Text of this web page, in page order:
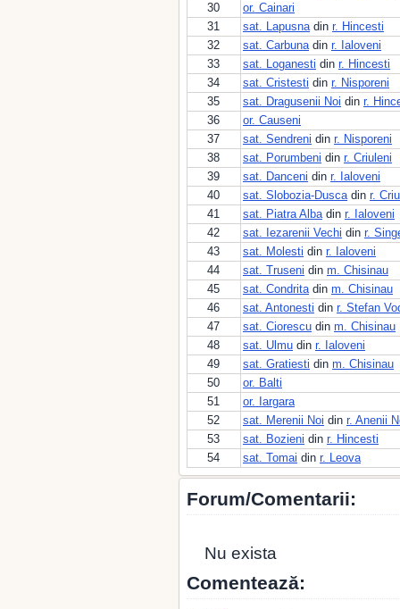
30
or. Cainari
31
sat. Lapusnadin r. Hincesti
32
sat. Carbunadin r. Ialoveni
33
sat. Loganesti din r. Hincesti
34
sat. Cristesti din r. Nisporeni
35
sat. Dragusenii Noi din r.
36
or. Causeni
37
sat. Sendreni din r. Nisporeni
38
sat. Porumbeni din r. Criuleni
39
sat. Danceni din r. Ialoveni
40
sat. Slobozia-Duscadin r.
41
sat. Piatra Albadin r. Ialoveni
42
sat. Iezarenii Vechi din r.
43
sat. Molesti din r. Ialoveni
44
sat. Truseni din m. Chisinau
45
sat. Condritadin m. Chisinau
46
sat. Antonesti din r. Stefan
47
sat. Ciorescu din m. Chisinau
48
sat. Ulmu din r. Ialoveni
49
sat. Gratiesti din m. Chisinau
50
or. Balti
51
or. Iargara
52
sat. Merenii Noi din r. Anenii
53
sat. Bozieni din r. Hincesti
54
sat. Tomai din r. Leova
Forum/Comentarii:
Nu exista
Comentează: